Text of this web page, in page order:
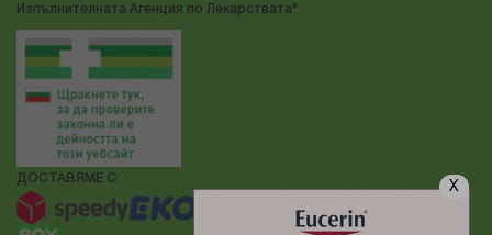
X
Изпълнителната Агенция по Лекарствата"
ДОСТАВЯМЕ С: